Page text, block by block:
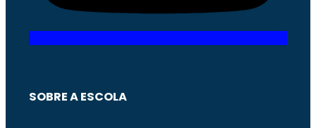
SOBRE A ESCOLA